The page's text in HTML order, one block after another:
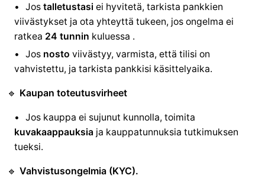
Jos talletustasi ei hyvitetä, tarkista pankkien
viivästykset ja ota yhteyttä tukeen, jos ongelma ei
ratkea 24 tunnin kuluessa .
Jos nosto viivästyy, varmista, että tilisi on
vahvistettu, ja tarkista pankkisi käsittelyaika.
🔹 Kaupan toteutusvirheet
Jos kauppa ei sujunut kunnolla, toimita
kuvakaappauksia ja kauppatunnuksia tutkimuksen
tueksi.
🔹 Vahvistusongelmia (KYC).